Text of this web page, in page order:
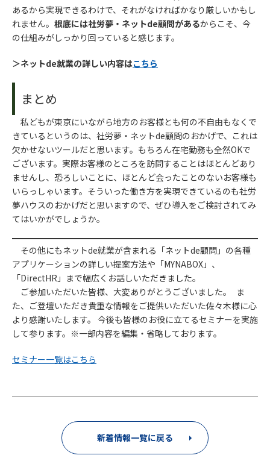
あるから実現できるわけで、それがなければかなり厳しいかもし
れません。 根底には社労夢・ネットde顧問があるからこそ、今
の仕組みがしっかり回っていると感じます。
＞ネットde就業の詳しい内容はこちら
まとめ
私どもが東京にいながら地方のお客様とも何の不自由もなくで
きているというのは、社労夢・ネットde顧問のおかげで、これは
欠かせないツールだと思います。もちろん在宅勤務も全然OKで
ございます。実際お客様のところを訪問することはほとんどあり
ませんし、恐ろしいことに、ほとんど会ったことのないお客様も
いらっしゃいます。そういった働き方を実現できているのも社労
夢ハウスのおかげだと思いますので、ぜひ導入をご検討されてみ
てはいかがでしょうか。
その他にもネットde就業が含まれる「ネットde顧問」の各種
アプリケーションの詳しい提案方法や「MYNABOX」、
「DirectHR」まで幅広くお話しいただきました。
ご参加いただいた皆様、大変ありがとうございました。 ま
た、ご登壇いただき貴重な情報をご提供いただいた佐々木様に心
より感謝いたします。 今後も皆様のお役に立てるセミナーを実施
して参ります。※一部内容を編集・省略しております。
セミナー一覧はこちら
新着情報一覧に戻る